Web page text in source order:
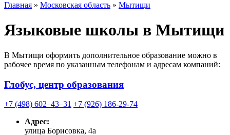
Главная » Московская область » Мытищи
Языковые школы в Мытищи
В Мытищи оформить дополнительное образование можно в
рабочее время по указанным телефонам и адресам компаний:
Глобус, центр образования
+7 (498) 602‒43‒31 +7 (926) 186-29-74
Адрес:
улица Борисовка, 4а